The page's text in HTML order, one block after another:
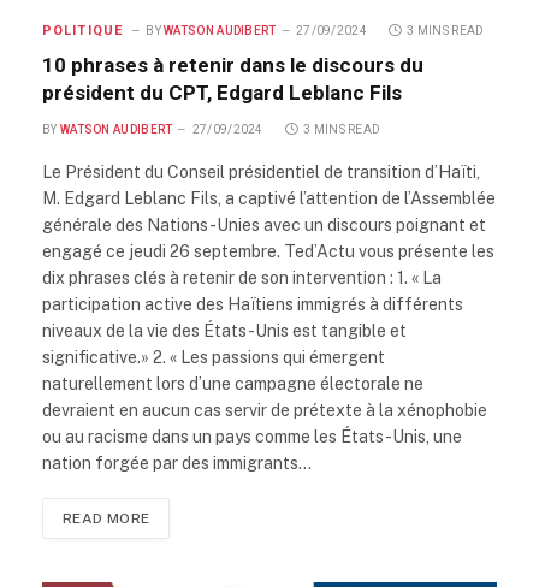
POLITIQUE BY WATSON AUDIBERT 27/09/2024 3 MINS READ
10 phrases à retenir dans le discours du
président du CPT, Edgard Leblanc Fils
BY WATSON AUDIBERT 27/09/2024 3 MINS READ
Le Président du Conseil présidentiel de transition d’Haïti,
M. Edgard Leblanc Fils, a captivé l’attention de l’Assemblée
générale des Nations-Unies avec un discours poignant et
engagé ce jeudi 26 septembre. Ted’Actu vous présente les
dix phrases clés à retenir de son intervention : 1. « La
participation active des Haïtiens immigrés à différents
niveaux de la vie des États-Unis est tangible et
significative.» 2. « Les passions qui émergent
naturellement lors d’une campagne électorale ne
devraient en aucun cas servir de prétexte à la xénophobie
ou au racisme dans un pays comme les États-Unis, une
nation forgée par des immigrants…
READ MORE